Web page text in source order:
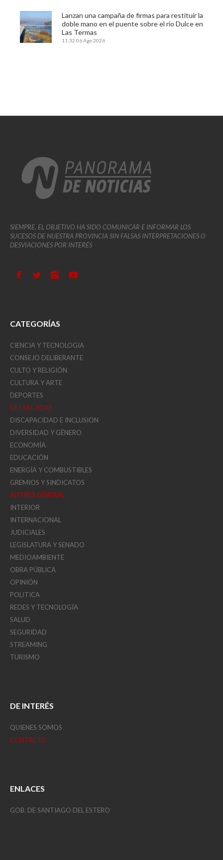
Lanzan una campaña de firmas para restituir la
doble mano en el puente sobre el río Dulce en
Las Termas
11:32 06 Ago 2026
SIEMPRE, EL OBJETIVO HA SIDO COMUNICAR E INFORMAR LOS
SUCESOS DE NUESTRA PROVINCIA SIN FALSAS INTERPRETACIONES O
DESVIACIONES POR INTERÉS
CATEGORÍAS
CIENCIA Y TECNOLOGIA
CONSEJO DELIBERANTE
CULTO Y RELIGIÓN
CULTURA Y ARTE
DEPORTES
DESTACADAS
DISCAPACIDAD E INCLUSION
DIVERSIDAD Y GÉNERO
ECONOMÍA
EDUCACIÓN
ENERGÍA Y COMBUSTIBLES
GREMIOS Y SINDICATOS
INTERÉS GENERAL
INTERIOR
INTERNACIONAL
JUDICIALES
LEGISLATURA Y SENADO
MEDIOAMBIENTE
OBRA PÚBLICA
OPINIÓN
POLITICA
REDES Y TECNOLOGÍA
SALUD
SEGURIDAD
STREAMING
TURISMO
DE INTERÉS
QUIENES SOMOS
CONTACTO
ENLACES
GOB. DE SANTIAGO DEL ESTERO